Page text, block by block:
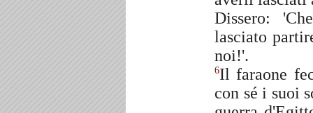
Dissero:
lasciato
noi!'.
6Il faraone
con sé i suoi